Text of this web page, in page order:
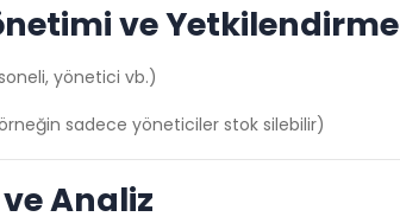
ve Yetkilendirme
yönetici vb.)
sadece yöneticiler stok silebilir)
Analiz